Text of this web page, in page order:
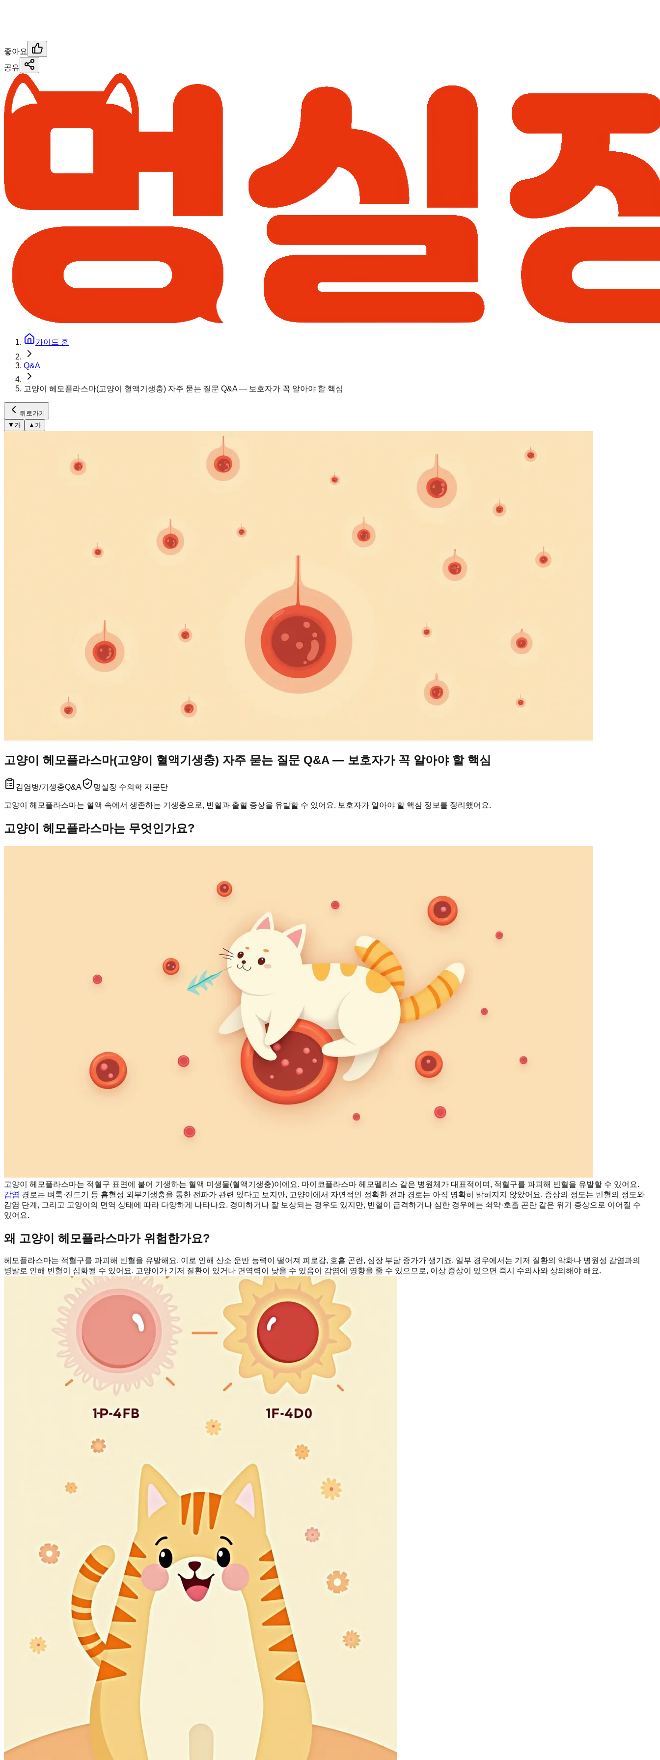
좋아요
공유
가이드 홈
Q&A
고양이 헤모플라스마(고양이 혈액기생충) 자주 묻는 질문 Q&A — 보호자가 꼭 알아야 할 핵심
뒤로가기
▼ 가 ▲ 가
고양이 헤모플라스마(고양이 혈액기생충) 자주 묻는 질문 Q&A — 보호자가 꼭 알아야 할 핵심
감염병/기생충Q&A 멍실장 수의학 자문단
고양이 헤모플라스마는 혈액 속에서 생존하는 기생충으로, 빈혈과 출혈 증상을 유발할 수 있어요. 보호자가 알아야 할 핵심 정보를 정리했어요.
고양이 헤모플라스마는 무엇인가요?
고양이 헤모플라스마는 적혈구 표면에 붙어 기생하는 혈액 미생물(혈액기생충)이에요. 마이코플라스마 헤모펠리스 같은 병원체가 대표적이며, 적혈구를 파괴해 빈혈을 유발할 수 있어요.
감염 경로는 벼룩·진드기 등 흡혈성 외부기생충을 통한 전파가 관련 있다고 보지만, 고양이에서 자연적인 정확한 전파 경로는 아직 명확히 밝혀지지 않았어요. 증상의 정도는 빈혈의 정도와
감염 단계, 그리고 고양이의 면역 상태에 따라 다양하게 나타나요. 경미하거나 잘 보상되는 경우도 있지만, 빈혈이 급격하거나 심한 경우에는 쇠약·호흡 곤란 같은 위기 증상으로 이어질 수
있어요.
왜 고양이 헤모플라스마가 위험한가요?
헤모플라스마는 적혈구를 파괴해 빈혈을 유발해요. 이로 인해 산소 운반 능력이 떨어져 피로감, 호흡 곤란, 심장 부담 증가가 생기죠. 일부 경우에서는 기저 질환의 악화나 병원성 감염과의
병발로 인해 빈혈이 심화될 수 있어요. 고양이가 기저 질환이 있거나 면역력이 낮을 수 있음이 감염에 영향을 줄 수 있으므로, 이상 증상이 있으면 즉시 수의사와 상의해야 해요.